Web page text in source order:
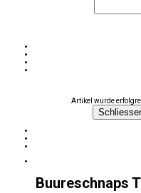
Artikel wurde
Buureschnaps